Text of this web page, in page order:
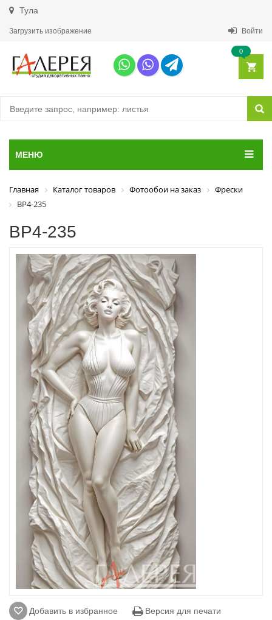
Тула
Загрузить изображение Войти
0
МЕНЮ
Главная Каталог товаров Фотообои на заказ
Фрески
ВР4-235
ВР4-235
Добавить в избранное Версия для печати